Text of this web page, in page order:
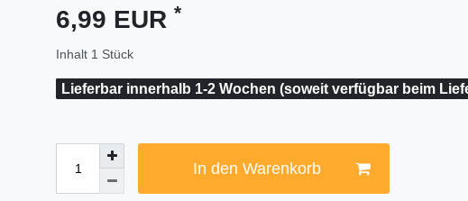
6,99 EUR *
Inhalt 1 Stück
Lieferbar innerhalb 1-2 Wochen (soweit verfügbar beim
In den Warenkorb